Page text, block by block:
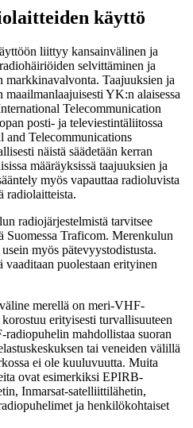
käyttö
liittyy kansainvälinen ja
selvittäminen ja
markkinavalvonta. Taajuuksien ja
YK:n alaisessa
Telecommunication
posti- ja televiestintäliitossa
and Telecommunications
näistä säädetään kerran
määräyksissä taajuuksien ja
myös vapauttaa radioluvista
radiolaitteista.
radiojärjestelmistä tarvitsee
Traficom. Merenkulun
myös pätevyystodistusta.
puolestaan erityinen
merellä on meri-VHF-
erityisesti turvallisuuteen
mahdollistaa suoran
tai veneiden välillä
ei ole kuuluvuutta. Muita
ovat esimerkiksi EPIRB-
Inmarsat-satelliittilähetin,
ja henkilökohtaiset